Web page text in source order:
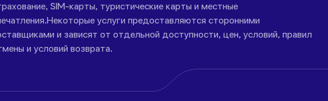
SIM-карты, туристические карты и местные
услуги предоставляются сторонними
и зависят от отдельной доступности, цен, условий, правил
и условий возврата.